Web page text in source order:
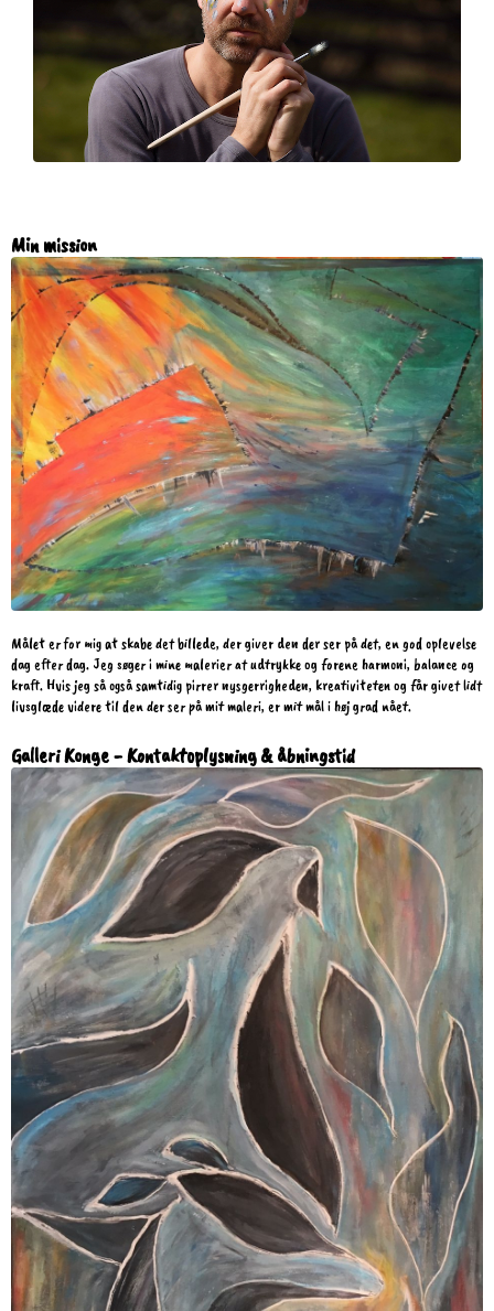
Min mission
Målet er for mig at skabe det billede, der giver den der ser på det, en god oplevelse
dag efter dag. Jeg søger i mine malerier at udtrykke og forene harmoni, balance og
kraft. Hvis jeg så også samtidig pirrer nysgerrigheden, kreativiteten og får givet lidt
livsglæde videre til den der ser på mit maleri, er mit mål i høj grad nået.
Galleri Konge - Kontaktoplysning & åbningstid